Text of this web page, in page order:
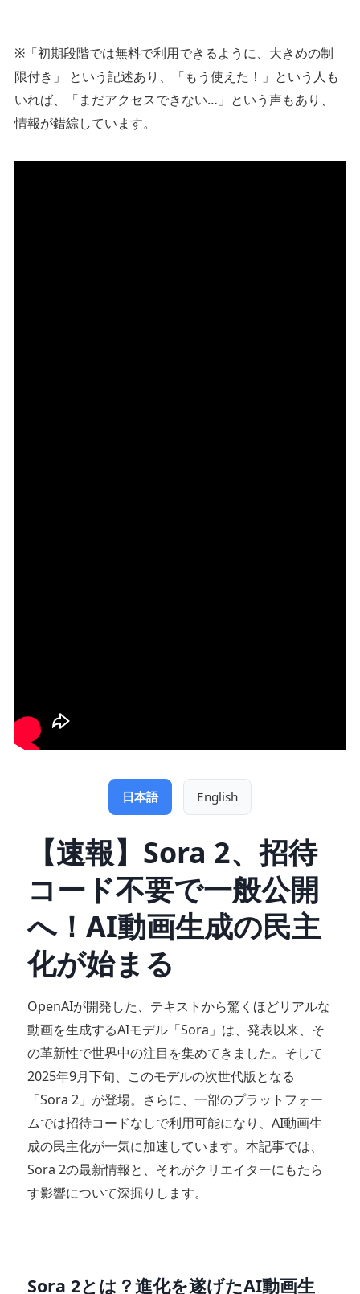
※「初期段階では無料で利用できるように、大きめの制
限付き」 という記述あり、「もう使えた！」という人も
いれば、「まだアクセスできない…」という声もあり、
情報が錯綜しています。
日本語 English
【速報】Sora 2、招待
コード不要で一般公開
へ！AI動画生成の民主
化が始まる
OpenAIが開発した、テキストから驚くほどリアルな
動画を生成するAIモデル「Sora」は、発表以来、そ
の革新性で世界中の注目を集めてきました。そして
2025年9月下旬、このモデルの次世代版となる
「Sora 2」が登場。さらに、一部のプラットフォー
ムでは招待コードなしで利用可能になり、AI動画生
成の民主化が一気に加速しています。本記事では、
Sora 2の最新情報と、それがクリエイターにもたら
す影響について深掘りします。
Sora 2とは？進化を遂げたAI動画生